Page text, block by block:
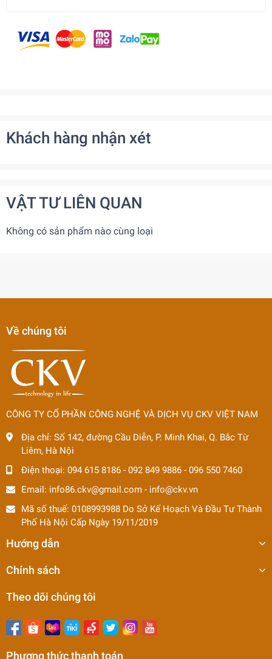
Khách hàng nhận xét
VẬT TƯ LIÊN QUAN
Không có sản phẩm nào cùng loại
Về chúng tôi
CÔNG TY CỔ PHẦN CÔNG NGHỆ VÀ DỊCH VỤ CKV VIỆT NAM
Địa chỉ: Số 142, đường Cầu Diễn, P. Minh Khai, Q. Bắc Từ
Liêm, Hà Nội
Điện thoại: 094 615 8186 - 092 849 9886 - 096 550 7460
Email: info86.ckv@gmail.com - info@ckv.vn
Mã số thuế: 0108993988 Do Sở Kế Hoạch Và Đầu Tư Thành
Phố Hà Nội Cấp Ngày 19/11/2019
Hướng dẫn
Chính sách
Theo dõi chúng tôi
Phương thức thanh toán